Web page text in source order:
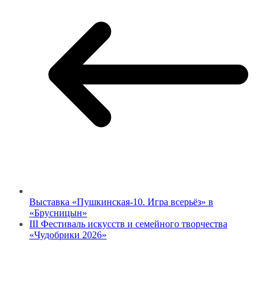
Выставка «Пушкинская-10. Игра всерьёз» в
«Брусницын»
III Фестиваль искусств и семейного творчества
«Чудобрики 2026»